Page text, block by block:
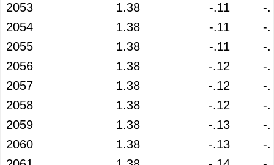
2053
1.38 -.11
-
2054
1.38 -.11
-
2055
1.38 -.11
-
2056
1.38 -.12
-
2057
1.38 -.12
-
2058
1.38 -.12
-
2059
1.38 -.13
-
2060
1.38 -.13
-